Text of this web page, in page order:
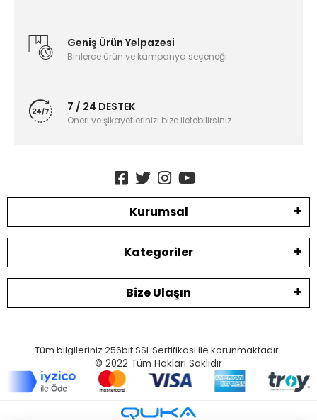
Geniş Ürün Yelpazesi
Binlerce ürün ve kampanya seçeneği
7 / 24 DESTEK
Öneri ve şikayetlerinizi bize iletebilirsiniz.
Kurumsal
Kategoriler
Bize Ulaşın
Tüm bilgileriniz 256bit SSL Sertifikası ile korunmaktadır.
© 2022 Tüm Hakları Saklıdır